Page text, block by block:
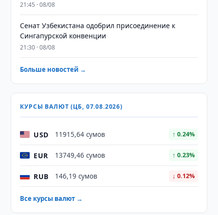
21:45 · 08/08
Сенат Узбекистана одобрил присоединение к
Сингапурской конвенции
21:30 · 08/08
Больше новостей →
КУРСЫ ВАЛЮТ (ЦБ, 07.08.2026)
USD 11915,64 сумов ↑ 0.24%
EUR 13749,46 сумов ↑ 0.23%
RUB 146,19 сумов ↓ 0.12%
Все курсы валют →